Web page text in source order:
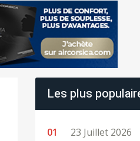
Les plus
23 Juillet 2026